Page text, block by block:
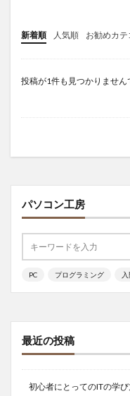
新着順 人気順 お勧めカテ
投稿が1件も見つかりません
パソコン工房
PC プログラミング
最近の投稿
初心者にとってのITの学